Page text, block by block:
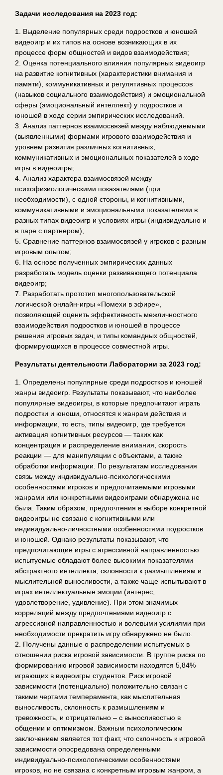
Задачи исследования на 2023 год:
1. Выделение популярных среди подростков и юношей
видеоигр и их типов на основе возникающих в их
процессе форм общностей и видов взаимодействия;
2. Оценка потенциального влияния популярных видеоигр
на развитие когнитивных (характеристики внимания и
памяти), коммуникативных и регулятивных процессов
(навыков социального взаимодействия) и эмоциональной
сферы (эмоциональный интеллект) у подростков и
юношей в ходе серии эмпирических исследований.
3. Анализ паттернов взаимосвязей между наблюдаемыми
(выявленными) формами игрового взаимодействия и
уровнем развития различных когнитивных,
коммуникативных и эмоциональных показателей в ходе
игры в видеоигры;
4. Анализ характера взаимосвязей между
психофизиологическими показателями (при
необходимости), с одной стороны, и когнитивными,
коммуникативными и эмоциональными показателями в
разных типах видеоигр и условиях игры (индивидуально и
в паре с партнером);
5. Сравнение паттернов взаимосвязей у игроков с разным
игровым опытом;
6. На основе полученных эмпирических данных
разработать модель оценки развивающего потенциала
видеоигр;
7. Разработать прототип многопользовательской
логической онлайн-игры «Помехи в эфире»,
позволяющей оценить эффективность межличностного
взаимодействия подростков и юношей в процессе
решения игровых задач, и типы командных общностей,
формирующихся в процессе совместной игры.
Результаты деятельности Лаборатории за 2023 год:
1. Определены популярные среди подростков и юношей
жанры видеоигр. Результаты показывают, что наиболее
популярные видеоигры, в которые предпочитают играть
подростки и юноши, относятся к жанрам действия и
информации, то есть, типы видеоигр, где требуется
активация когнитивных ресурсов — таких как
концентрация и распределение внимания, скорость
реакции — для манипуляции с объектами, а также
обработки информации. По результатам исследования
связь между индивидуально-психологическими
особенностями игроков и предпочитаемыми игровыми
жанрами или конкретными видеоиграми обнаружена не
была. Таким образом, предпочтения в выборе конкретной
видеоигры не связано с когнитивными или
индивидуально-личностными особенностями подростков
и юношей. Однако результаты показывают, что
предпочитающие игры с агрессивной направленностью
испытуемые обладают более высокими показателями
абстрактного интеллекта, склонности к размышлениям и
мыслительной выносливости, а также чаще испытывают в
играх интеллектуальные эмоции (интерес,
удовлетворение, удивление). При этом значимых
корреляций между предпочтениями видеоигр с
агрессивной направленностью и волевыми усилиями при
необходимости прекратить игру обнаружено не было.
2. Получены данные о распределении испытуемых в
отношении риска игровой зависимости. В группе риска по
формированию игровой зависимости находятся 5,84%
играющих в видеоигры студентов. Риск игровой
зависимости (потенциально) положительно связан с
такими чертами темперамента, как мыслительная
выносливость, склонность к размышлениям и
тревожность, и отрицательно – с выносливостью в
общении и оптимизмом. Важным психологическим
заключением является тот факт, что склонность к игровой
зависимости опосредована определенными
индивидуально-психологическими особенностями
игроков, но не связана с конкретным игровым жанром, а